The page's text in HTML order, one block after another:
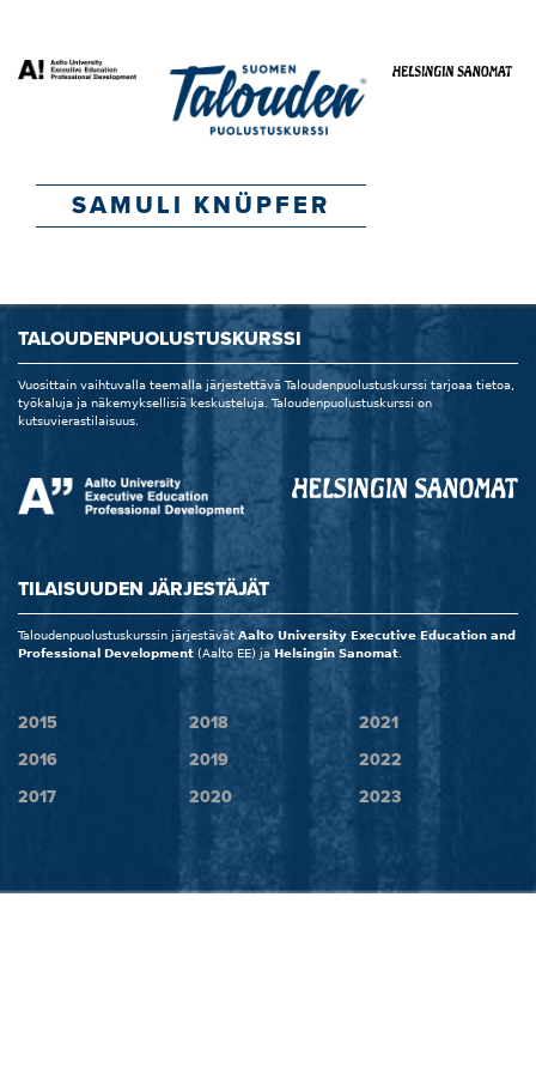
SAMULI KNÜPFER
TALOUDENPUOLUSTUSKURSSI
Vuosittain vaihtuvalla teemalla järjestettävä Taloudenpuolustuskurssi tarjoaa tietoa,
työkaluja ja näkemyksellisiä keskusteluja. Taloudenpuolustuskurssi on
kutsuvierastilaisuus.
TILAISUUDEN JÄRJESTÄJÄT
Taloudenpuolustuskurssin järjestävät Aalto University Executive Education and
Professional Development (Aalto EE) ja Helsingin Sanomat
2015
2016
2017
2018
2019
2020
2021
2022
2023